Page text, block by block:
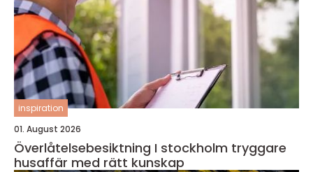
inspiration
01. August 2026
Överlåtelsebesiktning I stockholm tryggare
husaffär med rätt kunskap